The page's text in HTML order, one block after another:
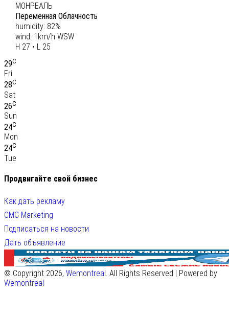
МОНРЕАЛЬ
Переменная Облачность
humidity: 82%
wind: 1km/h WSW
H 27 • L 25
29C
Fri
28C
Sat
26C
Sun
24C
Mon
24C
Tue
Продвигайте свой бизнес
Как дать рекламу
CMG Marketing
Подписаться на новости
Дать объявление
© Copyright 2026, Wemontreal. All Rights Reserved | Powered by
Wemontreal